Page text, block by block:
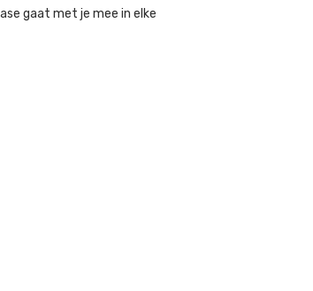
gaat met je mee in elke